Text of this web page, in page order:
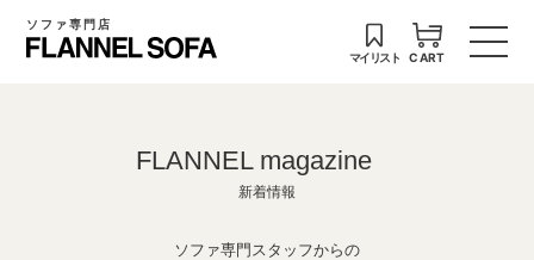
ソファ専門店
マイリスト CART
FLANNEL magazine
新着情報
ソファ専門スタッフからの